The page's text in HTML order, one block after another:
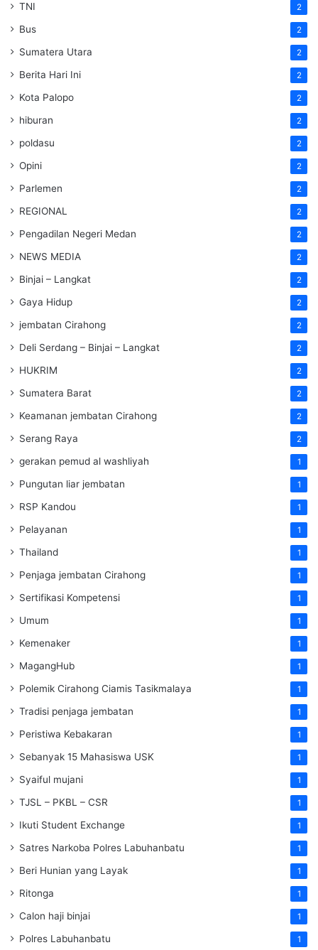
TNI 2
Bus 2
Sumatera Utara 2
Berita Hari Ini 2
Kota Palopo 2
hiburan 2
poldasu 2
Opini 2
Parlemen 2
REGIONAL 2
Pengadilan Negeri Medan 2
NEWS MEDIA 2
Binjai – Langkat 2
Gaya Hidup 2
jembatan Cirahong 2
Deli Serdang – Binjai – Langkat 2
HUKRIM 2
Sumatera Barat 2
Keamanan jembatan Cirahong 2
Serang Raya 2
gerakan pemud al washliyah 1
Pungutan liar jembatan 1
RSP Kandou 1
Pelayanan 1
Thailand 1
Penjaga jembatan Cirahong 1
Sertifikasi Kompetensi 1
Umum 1
Kemenaker 1
MagangHub 1
Polemik Cirahong Ciamis Tasikmalaya 1
Tradisi penjaga jembatan 1
Peristiwa Kebakaran 1
Sebanyak 15 Mahasiswa USK 1
Syaiful mujani 1
TJSL – PKBL – CSR 1
Ikuti Student Exchange 1
Satres Narkoba Polres Labuhanbatu 1
Beri Hunian yang Layak 1
Ritonga 1
Calon haji binjai 1
Polres Labuhanbatu 1